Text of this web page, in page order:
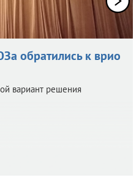
обратились к врио
вариант решения